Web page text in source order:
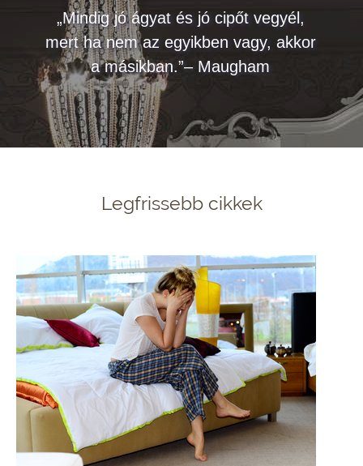
„Mindig jó ágyat és jó cipőt vegyél,
mert ha nem az egyikben vagy, akkor
a másikban.”– Maugham
Legfrissebb cikkek